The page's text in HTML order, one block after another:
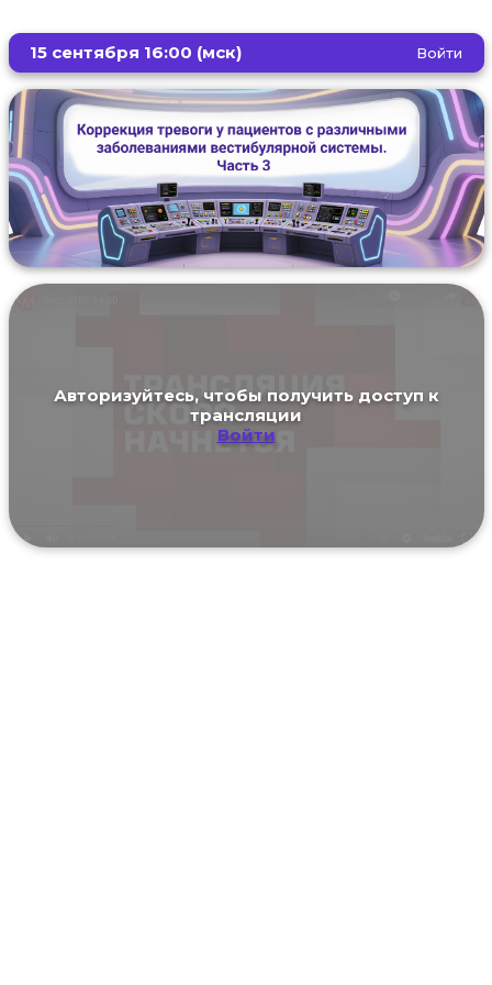
15 сентября 16:00 (мск) Войти
Авторизуйтесь, чтобы получить доступ к
трансляции
Войти